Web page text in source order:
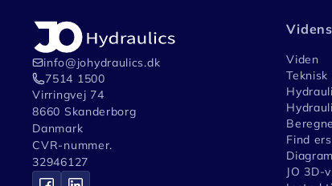
info@johydraulics.dk
7514 1500
Virringvej 74
8660 Skanderborg
Danmark
CVR-nummer.
32946127
Viden
Find
JO 3D-